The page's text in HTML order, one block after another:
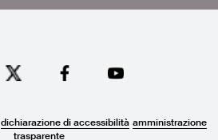
dichiarazione di accessibilità amministrazione
trasparente